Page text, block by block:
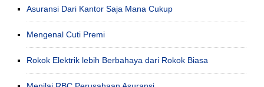
Asuransi Dari Kantor Saja Mana Cukup
Mengenal Cuti Premi
Rokok Elektrik lebih Berbahaya dari Rokok Biasa